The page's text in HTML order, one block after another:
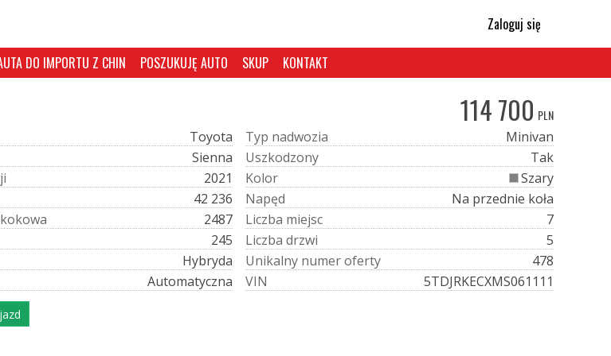
Zaloguj się
DO IMPORTU Z CHIN POSZUKUJĘ AUTO SKUP KONTAKT
114 700 PLN
Toyota
Sienna
ji
2021
42 236
kokowa
2487
245
Hybryda
Automatyczna
Typ nadwozia
Minivan
Uszkodzony
Tak
Kolor
Szary
Napęd
Na przednie koła
Liczba miejsc
7
Liczba drzwi
5
Unikalny numeroferty
478
VIN 5TDJRKECXMS061111